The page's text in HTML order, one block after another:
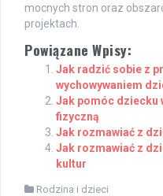
mocnych stron oraz
projektach.
Powiązane Wpisy:
Jak radzić sobie z
wychowywaniem
Jak pomóc dziecku
fizyczną
Jak rozmawiać z
Jak rozmawiać z
kultur
Rodzina i dzieci